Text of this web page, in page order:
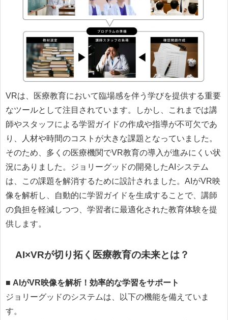
VRは、医療教育において臨場感を伴う学びを提供する重要
なツールとして注目されています。しかし、これまでは講
師やスタッフによる学習ガイドの作成や指導が不可欠であ
り、人材や時間のコストが大きな課題となっていました。
そのため、多くの医療機関でVR教育の導入が進みにくい状
況にありました。ジョリーグッドの開発したAIシステム
は、この課題を解消するために設計されました。AIがVR映
像を解析し、自動的に学習ガイドを生成することで、講師
の負担を軽減しつつ、学習者に最適化された教育体験を提
供します。
AI×VRが切り拓く医療教育の未来とは？
■ AIがVR映像を解析！効率的な学習をサポート
ジョリーグッドのシステムは、以下の機能を備えていま
す。